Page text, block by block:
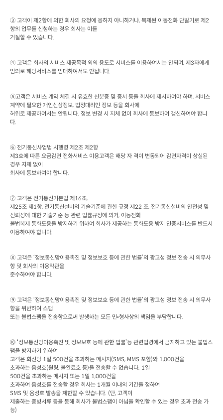
③ 고객이 제 2항에 의한 회사의 요청에 응하지 아니하거나, 복제된 이동전화 단말기로 제 2
항의 업무를 신청하는 경우 회사는 이를
거절할 수 있습니다.
④ 고객은 회사의 서비스 제공목적 외의 용도로 서비스를 이용하여서는 안되며, 제 3자에게
임의로 해당서비스를 임대하여서도 안됩니다.
⑤고객은 서비스 계약 체결 시 유효한 신분증 및 증서 등을 회사에 제시하여야 하며, 서비스
계약에 필요한 개인신상정보, 법정대리인 정보 등을 회사에
허위로 제공하여서는 안됩니다. 정보 변경 시 지체 없이 회사에 통보하여 갱신하여야 합니
다.
⑥ 전기통신사업법 시행령 제 2조 제 2항
제 3호에 따른 요금감면 전화서비스 이용고객은 해당 자 격이 변동되어 감면자격이 상실된
경우 지체 없이
회사에 통보하여야 합니다.
⑦ 고객은 전기통신기본법 제 16조
제 25조 제 1항, 전기통신설비의 기술기준에 관한 규정 제 22 조, 전기통신설비의 안전성 및
신뢰성에 대한 기술기준 등 관련 법률규정에 의거, 이동전화
불법복제 통화도용을 방지하기 위하여 회사가 제공하는 통화도용 방지 인증서비스를 반드시
이용하여야 합니다.
⑧ 고객은 ‘정보통신망이용촉진 및 정보보호 등에 관한 법률’의 광고성 정보 전송 시 의무사
항 및 회사의 이용약관을
준수하여야 합니다.
⑨ 고객은 ‘정보통신망이용촉진 및 정보보호 등에 관한 법률’의 광고성 정보 전송 시 의무사
항을 위반하여 스팸
또는 불법스팸을 전송함으로써 발생하는 모든 민•형사상의 책임을 부담합니다.
⑩ ‘정보통신망이용촉진 및 정보보호 등에 관한 법률’등 관련법령에서 금지하고 있는 불법스
팸을 방지하기 위하여
고객은 회선당 1일 500건을 초과하는 메시지 (SMS, MMS 포함)와 1,000건을
초과하는 음성호(원링, 불완료호 등)을 전송할 수 없습니다. 1일
500건을 초과하는 메시지 또는 1일 1,000건을
초과하여 음성호를 전송할 경우 회사는 1개월 이내의 기간을 정하여
SMS 및 음성호 발송을 제한할 수 있습니다. (단, 고객이
제출하는 증빙서류 등을 통해 회사가 불법스팸이 아님을 확인할 수 있는 경우 초과 전송 가
능)